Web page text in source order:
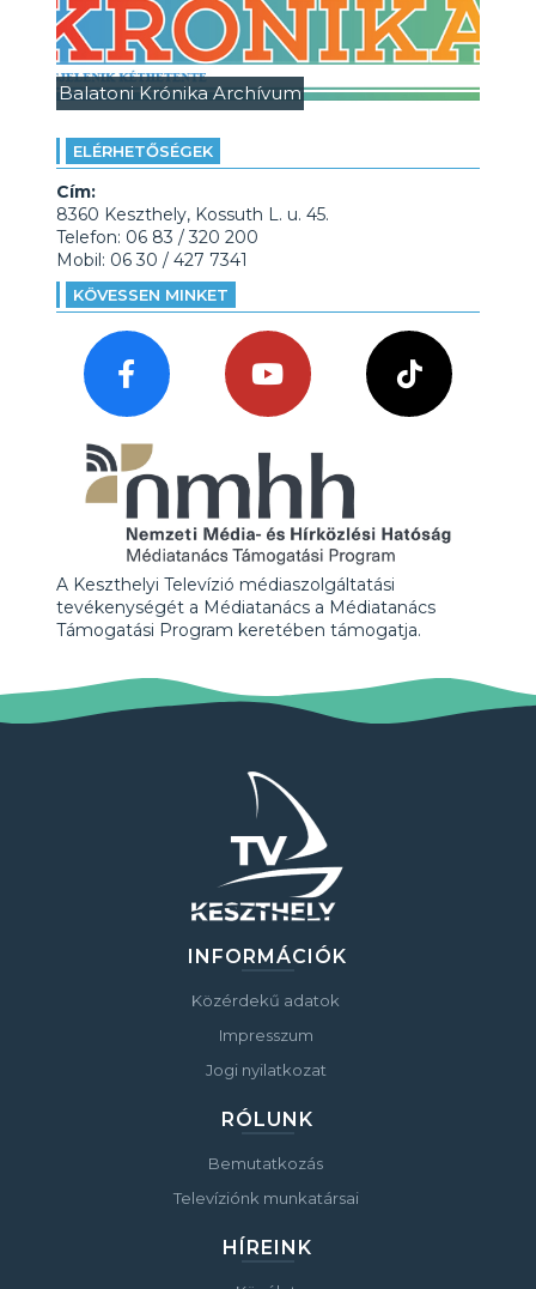
Balatoni Krónika Archívum
ELÉRHETŐSÉGEK
Cím:
8360 Keszthely, Kossuth L. u. 45.
Telefon: 06 83 / 320 200
Mobil: 06 30 / 427 7341
KÖVESSEN MINKET
A Keszthelyi Televízió médiaszolgáltatási
tevékenységét a Médiatanács a Médiatanács
Támogatási Program keretében támogatja.
INFORMÁCIÓK
Közérdekű adatok
Impresszum
Jogi nyilatkozat
RÓLUNK
Bemutatkozás
Televíziónk munkatársai
HÍREINK